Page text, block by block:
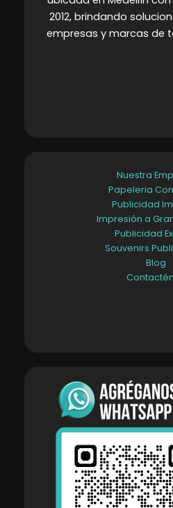
2012, brindando
empresas y marcas de
Nuestra
Papeleria
Publicidad
Impresión a
Publicidad
Souvenirs
Blog